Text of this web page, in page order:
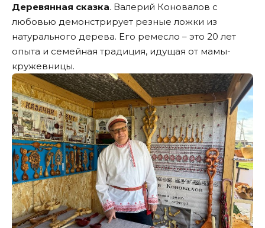
Деревянная сказка. Валерий Коновалов с
любовью демонстрирует резные ложки из
натурального дерева. Его ремесло – это 20 лет
опыта и семейная традиция, идущая от мамы-
кружевницы.